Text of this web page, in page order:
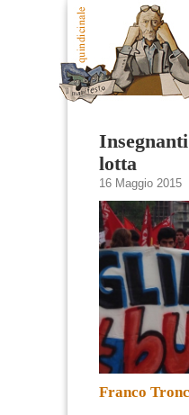
lotta
16 Maggio 2015
Franco